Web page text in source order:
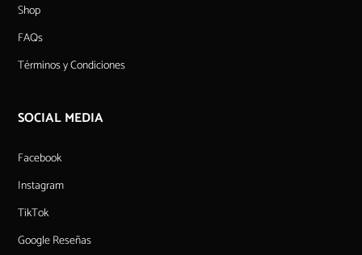
Shop
FAQs
Términos y Condiciones
SOCIAL MEDIA
Facebook
Instagram
TikTok
Google Reseñas